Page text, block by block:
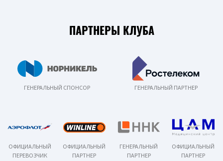
ПАРТНЕРЫ КЛУБА
ГЕНЕРАЛЬНЫЙ СПОНСОР ГЕНЕРАЛЬНЫЙ ПАРТНЕР
ОФИЦИАЛЬНЫЙ
ПЕРЕВОЗЧИК
ОФИЦИАЛЬНЫЙ
ПАРТНЕР
ГЕНЕРАЛЬНЫЙ
ПАРТНЕР
ОФИЦИАЛЬНЫЙ
ПАРТНЕР